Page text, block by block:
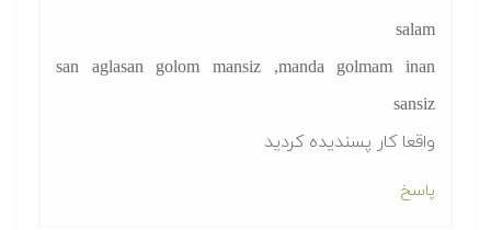
salam
san aglasan golom mansiz ,manda golmam inan
sansiz
واقعا کار پسندیده کردید
پاسخ